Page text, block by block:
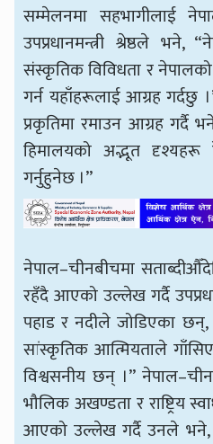
सम्मेलनमा सहभागीलाई
उपप्रधानमन्त्री श्रेष्ठले भने,
संस्कृतिक विविधता र
गर्न यहाँहरूलाई आग्रह गर्दछु
प्रकृतिमा रमाउन आग्रह गर्दै
हिमालयको अद्भूत
गर्नुहुनेछ ।”
नेपाल–चीनबीचमा
रहँदै आएको उल्लेख गर्दै
पहाड र नदीले जोडिएका छन्,
सांस्कृतिक आत्मियताले
विश्वसनीय छन् ।”
भौलिक अखण्डता र राष्ट्रिय
आएको उल्लेख गर्दै उनले भने,